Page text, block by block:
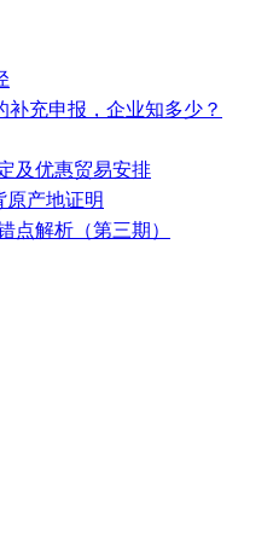
充申报，企业知多少？
及优惠贸易安排
原产地证明
点解析（第三期）